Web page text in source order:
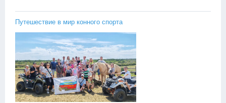
Путешествие в мир конного спорта